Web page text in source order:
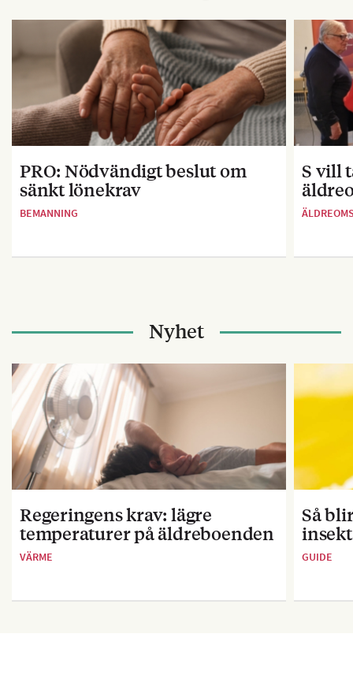
PRO: Nödvändigt beslut om
sänkt lönekrav
BEMANNING
S vill
Nyhet
Regeringens krav: lägre
temperaturer på äldreboenden
VÄRME
Så
GUIDE